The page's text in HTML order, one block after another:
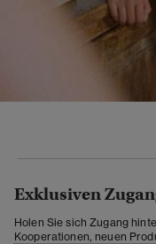
Exklusiven
Holen Sie sich Zugang
Kooperationen, neuen